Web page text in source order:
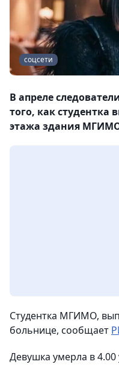
соцсети
В апреле
того, как студентка
этажа здания
Студентка МГИМО,
больнице, сообщает
Девушка умерла в 4.00